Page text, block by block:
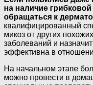
на наличие
обращаться к
квалифицированный
микоз от других
заболеваний и
эффективна в
На начальном этапе
можно провести в